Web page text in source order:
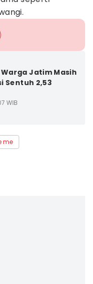
Jatim Masih
Sentuh 2,53
WIB
me